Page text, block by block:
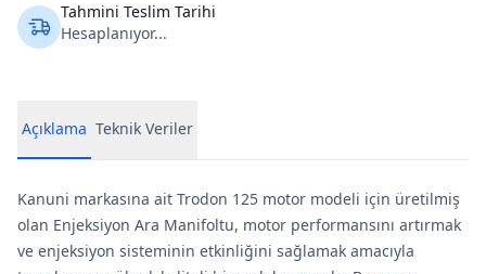
Tahmini Teslim Tarihi
Hesaplanıyor...
Açıklama Teknik Veriler
Kanuni markasına ait Trodon 125 motor modeli için üretilmiş
olan Enjeksiyon Ara Manifoltu, motor performansını artırmak
ve enjeksiyon sisteminin etkinliğini sağlamak amacıyla